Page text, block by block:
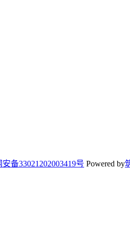
备33021202003419号 Powered by